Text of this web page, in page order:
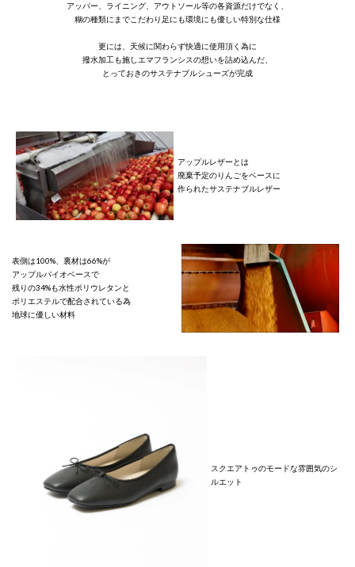
アッパー、ライニング、アウトソール等の各資源だけでなく、
糊の種類にまでこだわり足にも環境にも優しい特別な仕様
更には、天候に関わらず快適に使用頂く為に
撥水加工も施しエマフランシスの想いを詰め込んだ、
とっておきのサステナブルシューズが完成
アップルレザーとは
廃棄予定のりんごをベースに
作られたサステナブルレザー
表側は100%、裏材は66%が
アップルバイオベースで
残りの34%も水性ポリウレタンと
ポリエステルで配合されている為
地球に優しい材料
スクエアトゥのモードな雰囲気のシ
ルエット